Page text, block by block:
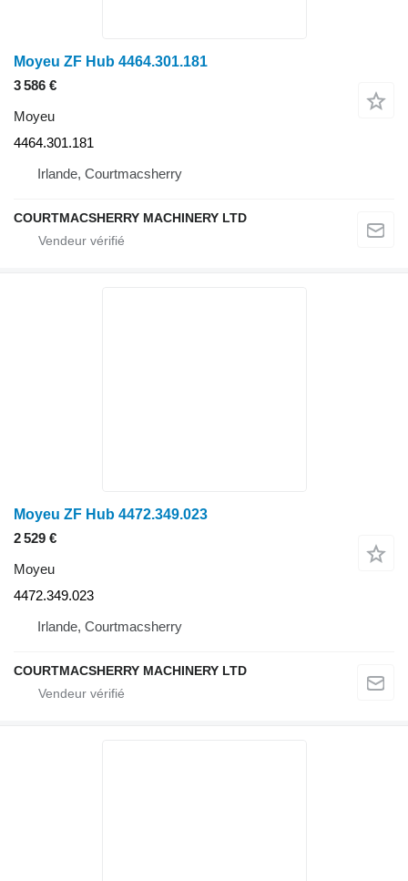
Moyeu ZF Hub 4464.301.181
3 586 €
Moyeu
4464.301.181
Irlande, Courtmacsherry
COURTMACSHERRY MACHINERY LTD
Moyeu ZF Hub 4472.349.023
2 529 €
Moyeu
4472.349.023
Irlande, Courtmacsherry
COURTMACSHERRY MACHINERY LTD